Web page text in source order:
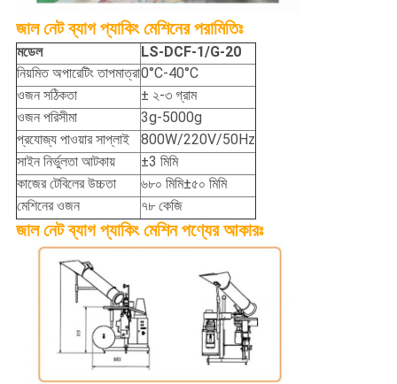
জাল নেট ব্যাগ প্যাকিং মেশিনের পরামিতিঃ
মডেল
LS-DCF-1/G-20
নিয়মিত অপারেটিং তাপমাত্রা0°C-40°C
ওজন সঠিকতা
± ২-৩ গ্রাম
ওজন পরিসীমা
3g-5000g
প্রযোজ্য পাওয়ার সাপ্লাই
800W/220V/50Hz
সাইন নির্ভুলতা আটকায়
±3 মিমি
কাজের টেবিলের উচ্চতা
৬৮০ মিমি±৫০ মিমি
মেশিনের ওজন
৭৮ কেজি
জাল নেট ব্যাগ প্যাকিং মেশিন পণ্যের আকারঃ